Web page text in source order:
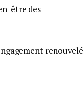
être des
renouvelé